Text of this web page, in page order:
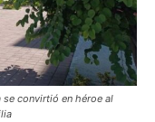
convirtió en héroe al